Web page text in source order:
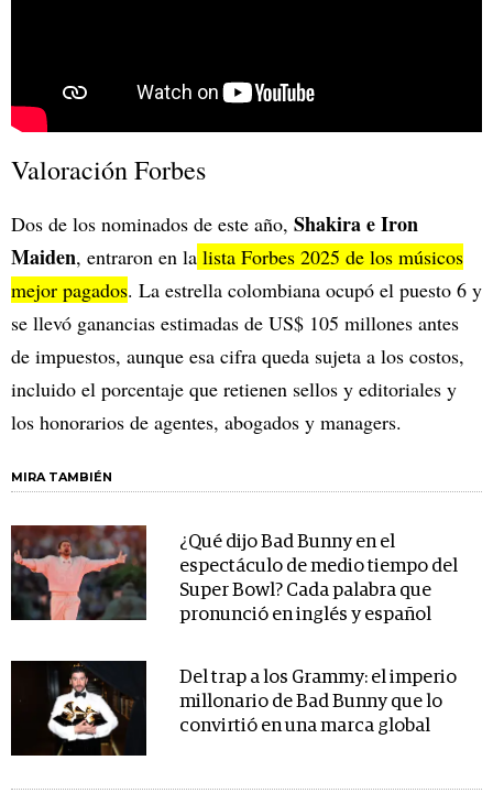
Valoración Forbes
Dos de los nominados de este año, Shakira e Iron
Maiden, entraron en la lista Forbes 2025 de los músicos
mejor pagados. La estrella colombiana ocupó el puesto 6 y
se llevó ganancias estimadas de US$ 105 millones antes
de impuestos, aunque esa cifra queda sujeta a los costos,
incluido el porcentaje que retienen sellos y editoriales y
los honorarios de agentes, abogados y managers.
MIRA TAMBIÉN
¿Qué dijo Bad Bunny en el
espectáculo de medio tiempo del
Super Bowl? Cada palabra que
pronunció en inglés y español
Del trap a los Grammy: el imperio
millonario de Bad Bunny que lo
convirtió en una marca global